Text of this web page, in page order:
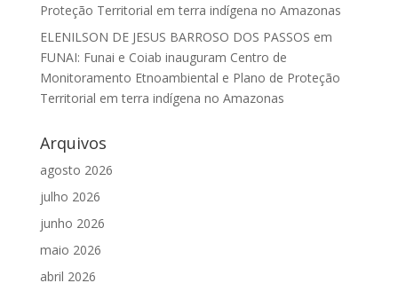
Proteção Territorial em terra indígena no Amazonas
ELENILSON DE JESUS BARROSO DOS PASSOS em
FUNAI: Funai e Coiab inauguram Centro de
Monitoramento Etnoambiental e Plano de Proteção
Territorial em terra indígena no Amazonas
Arquivos
agosto 2026
julho 2026
junho 2026
maio 2026
abril 2026